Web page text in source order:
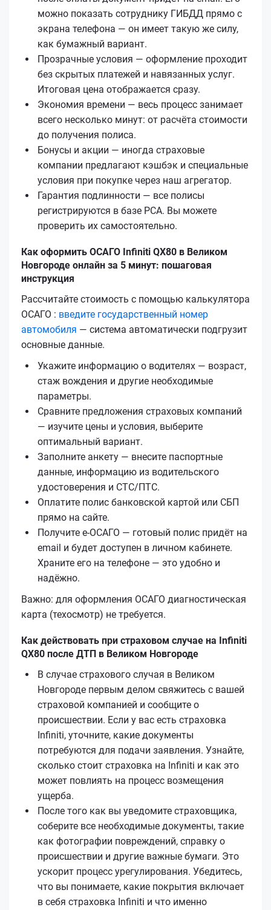
можно показать сотруднику ГИБДД прямо с
экрана телефона — он имеет такую же силу,
как бумажный вариант.
Прозрачные условия — оформление проходит
без скрытых платежей и навязанных услуг.
Итоговая цена отображается сразу.
Экономия времени — весь процесс занимает
всего несколько минут: от расчёта стоимости
до получения полиса.
Бонусы и акции — иногда страховые
компании предлагают кэшбэк и специальные
условия при покупке через наш агрегатор.
Гарантия подлинности — все полисы
регистрируются в базе РСА. Вы можете
проверить их самостоятельно.
Как оформить ОСАГО Infiniti QX80 в Великом
Новгороде онлайн за 5 минут: пошаговая
инструкция
Рассчитайте стоимость с помощью калькулятора
ОСАГО : введите государственный номер
автомобиля — система автоматически подгрузит
основные данные.
Укажите информацию о водителях — возраст,
стаж вождения и другие необходимые
параметры.
Сравните предложения страховых компаний
— изучите цены и условия, выберите
оптимальный вариант.
Заполните анкету — внесите паспортные
данные, информацию из водительского
удостоверения и СТС/ПТС.
Оплатите полис банковской картой или СБП
прямо на сайте.
Получите е‑ОСАГО — готовый полис придёт на
email и будет доступен в личном кабинете.
Храните его на телефоне — это удобно и
надёжно.
Важно: для оформления ОСАГО диагностическая
карта (техосмотр) не требуется.
Как действовать при страховом случае на Infiniti
QX80 после ДТП в Великом Новгороде
В случае страхового случая в Великом
Новгороде первым делом свяжитесь с вашей
страховой компанией и сообщите о
происшествии. Если у вас есть страховка
Infiniti, уточните, какие документы
потребуются для подачи заявления. Узнайте,
сколько стоит страховка на Infiniti и как это
может повлиять на процесс возмещения
ущерба.
После того как вы уведомите страховщика,
соберите все необходимые документы, такие
как фотографии повреждений, справку о
происшествии и другие важные бумаги. Это
ускорит процесс урегулирования. Убедитесь,
что вы понимаете, какие покрытия включает
в себя страховка Infiniti и что именно